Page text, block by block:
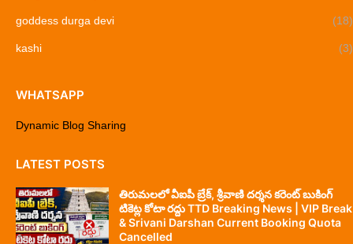
goddess durga devi (18)
kashi (3)
WHATSAPP
Dynamic Blog Sharing
LATEST POSTS
తిరుమలలో వీఐపీ బ్రేక్, శ్రీవాణి దర్శన కరెంట్ బుకింగ్
టికెట్ల కోటా రద్దు TTD Breaking News | VIP Break
& Srivani Darshan Current Booking Quota
Cancelled